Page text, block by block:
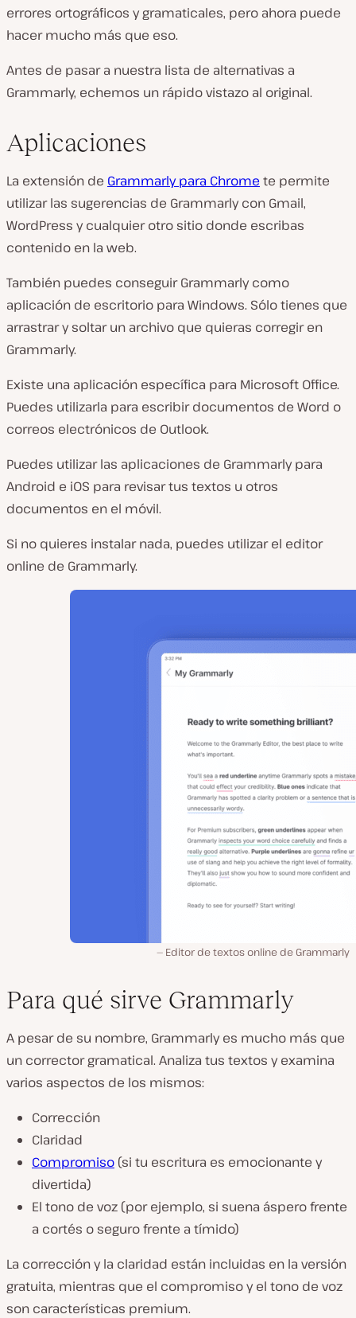
errores ortográficos y gramaticales, pero ahora puede
hacer mucho más que eso.
Antes de pasar a nuestra lista de alternativas a
Grammarly, echemos un rápido vistazo al original.
Aplicaciones
La extensión de Grammarly para Chrome te permite
utilizar las sugerencias de Grammarly con Gmail,
WordPress y cualquier otro sitio donde escribas
contenido en la web.
También puedes conseguir Grammarly como
aplicación de escritorio para Windows. Sólo tienes que
arrastrar y soltar un archivo que quieras corregir en
Grammarly.
Existe una aplicación específica para Microsoft Office.
Puedes utilizarla para escribir documentos de Word o
correos electrónicos de Outlook.
Puedes utilizar las aplicaciones de Grammarly para
Android e iOS para revisar tus textos u otros
documentos en el móvil.
Si no quieres instalar nada, puedes utilizar el editor
online de Grammarly.
Editor de textos online de Grammarly
Para qué sirve Grammarly
A pesar de su nombre, Grammarly es mucho más que
un corrector gramatical. Analiza tus textos y examina
varios aspectos de los mismos:
Corrección
Claridad
Compromiso (si tu escritura es emocionante y
divertida)
El tono de voz (por ejemplo, si suena áspero frente
a cortés o seguro frente a tímido)
La corrección y la claridad están incluidas en la versión
gratuita, mientras que el compromiso y el tono de voz
son características premium.